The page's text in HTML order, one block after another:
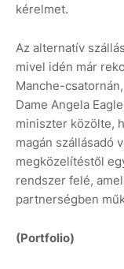
kérelmet.
Az alternatív
mivel idén már
Manche-
Dame Angela
miniszter közölte,
magán szállásadó
megközelítéstől
rendszer felé,
partnerségben
(Portfolio)